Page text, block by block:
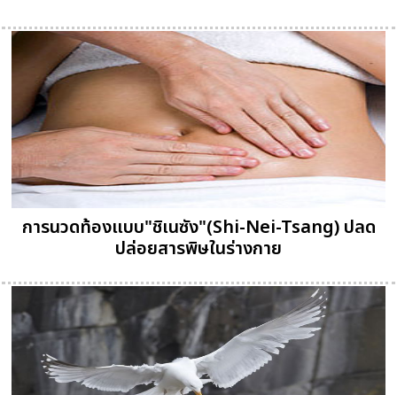
การนวดท้องแบบ"ชิเนซัง"(Shi-Nei-Tsang) ปลด
ปล่อยสารพิษในร่างกาย